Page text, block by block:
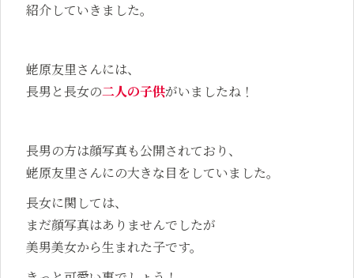
紹介していきました。
蛯原友里さんには、
長男と長女の二人の子供がいましたね！
長男の方は顔写真も公開されており、
蛯原友里さんにの大きな目をしていました。
長女に関しては、
まだ顔写真はありませんでしたが
美男美女から生まれた子です。